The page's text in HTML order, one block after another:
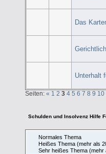
Das
Unterhalt
Seiten: « 1 2 3 4 5 6 7 8 9 10
Schulden und Insolvenz Hilfe
Normales Thema
Heißes Thema (mehr als
Sehr heißes Thema (mehr